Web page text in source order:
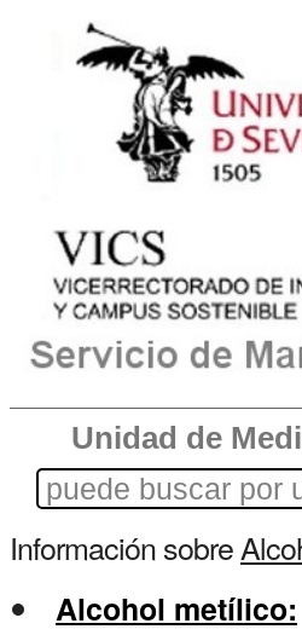
Unidad de
Información sobre
Alcohol metílico: